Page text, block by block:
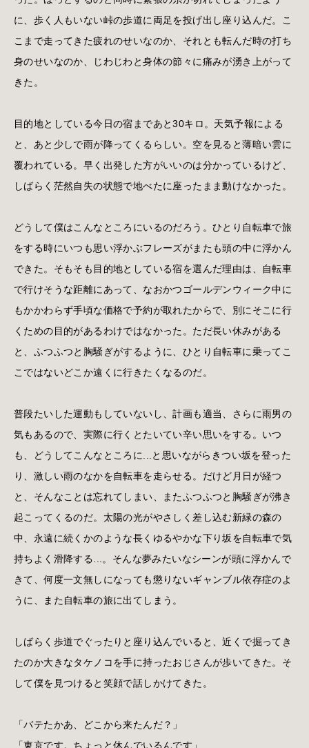
に、歩く人もいない峠の歩道に両足を投げ出し座り込んだ。こ
こまで走ってきた疲れのせいなのか、それとも転んだ時の打ち
身のせいなのか、じわじわと身体の節々に痛みが湧き上がって
きた。
目的地としている今日の宿まであと30キロ。天気予報による
と、あと少しで雨が降ってくるらしい。空を見ると薄暗い雲に
覆われている。早く出発した方がいいのは分かっているけど、
しばらく茫然自失の状態で地べたに座ったまま動けなかった。
どうして僕はこんなところにいるのだろう。ひとり自転車で旅
をする時にいつも思い浮かぶフレーズがまたも頭の中に浮かん
できた。そもそも目的地としている宿を選んだ理由は、自転車
で行けそうな距離にあって、なおかつゴールデンウィーク中に
もかかわらず手頃な価格で予約が取れたからで、別にそこに行
くための目的があるわけではなかった。ただ長い休みがある
と、ふつふつと胸騒ぎがするように、ひとり自転車に乗ってこ
こではないどこか遠くに行きたくなるのだ。
普段たいした運動もしていないし、計画も適当、さらに雨男の
気もあるので、実際に行くとたいてい辛い思いをする。いつ
も、どうしてこんなところに...と思いながらきつい坂を登った
り、激しい雨のなかを自転車を走らせる。だけど月日が経つ
と、そんなことは忘れてしまい、またふつふつと胸騒ぎが沸き
起こってくるのだ。太陽の光がやさしく差し込む新緑の森の
中、永遠に続くかのような長くゆるやかな下り坂を自転車で気
持ちよく滑降する...。そんな夢みたいなシーンが頭に浮かんで
きて、何度一文無しになっても懲りないギャンブル依存症のよ
うに、また自転車の旅に出てしまう。
しばらく歩道でぐったりと座り込んでいると、近くで掘ってき
たのか大きなタケノコを手に持ったおじさんが歩いてきた。そ
して僕を見つけると笑顔で話しかけてきた。
「バテたかあ、どこから来たんだ？」
「東京です。ちょっと休んでいるんです」